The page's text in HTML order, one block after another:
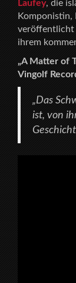
Laufey, die
Komponistin,
ihrem
„A Matter of
Vingolf
„Das
ist, von